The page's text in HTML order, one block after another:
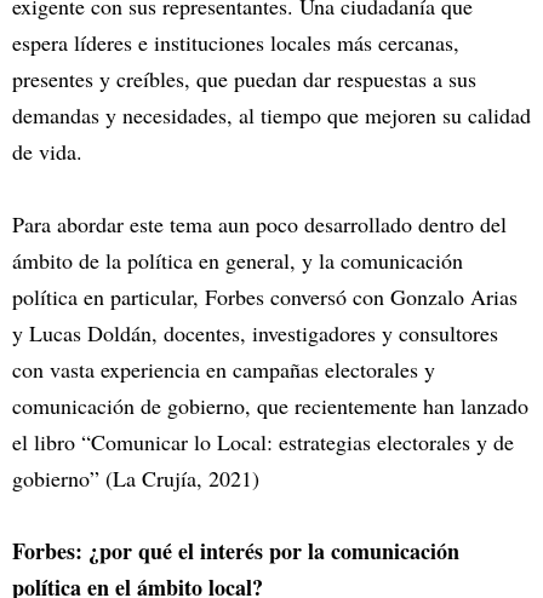
exigente con sus representantes. Una ciudadanía que
espera líderes e instituciones locales más cercanas,
presentes y creíbles, que puedan dar respuestas a sus
demandas y necesidades, al tiempo que mejoren su calidad
de vida.
Para abordar este tema aun poco desarrollado dentro del
ámbito de la política en general, y la comunicación
política en particular, Forbes conversó con Gonzalo Arias
y Lucas Doldán, docentes, investigadores y consultores
con vasta experiencia en campañas electorales y
comunicación de gobierno, que recientemente han lanzado
el libro “Comunicar lo Local: estrategias electorales y de
gobierno” (La Crujía, 2021)
Forbes: ¿por qué el interés por la comunicación
política en el ámbito local?